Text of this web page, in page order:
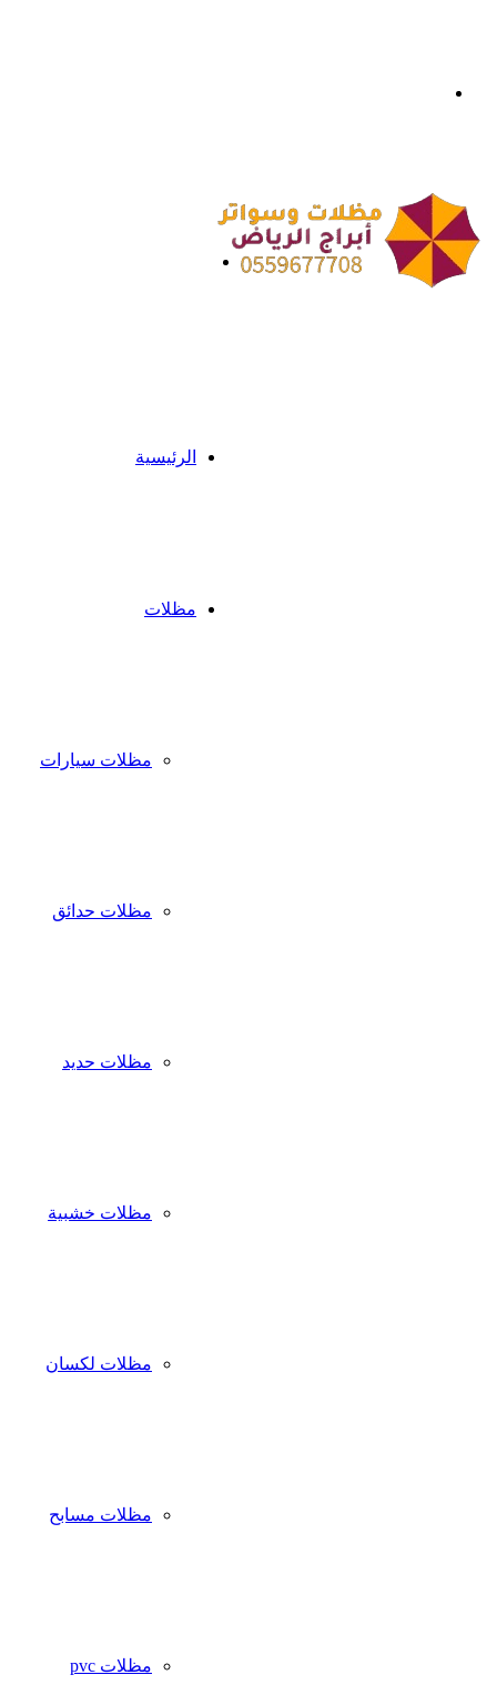
عن
الرئيسية
مظلات
مظلات سيارات
مظلات حدائق
مظلات حديد
مظلات خشبية
مظلات لكسان
مظلات مسابح
مظلات pvc